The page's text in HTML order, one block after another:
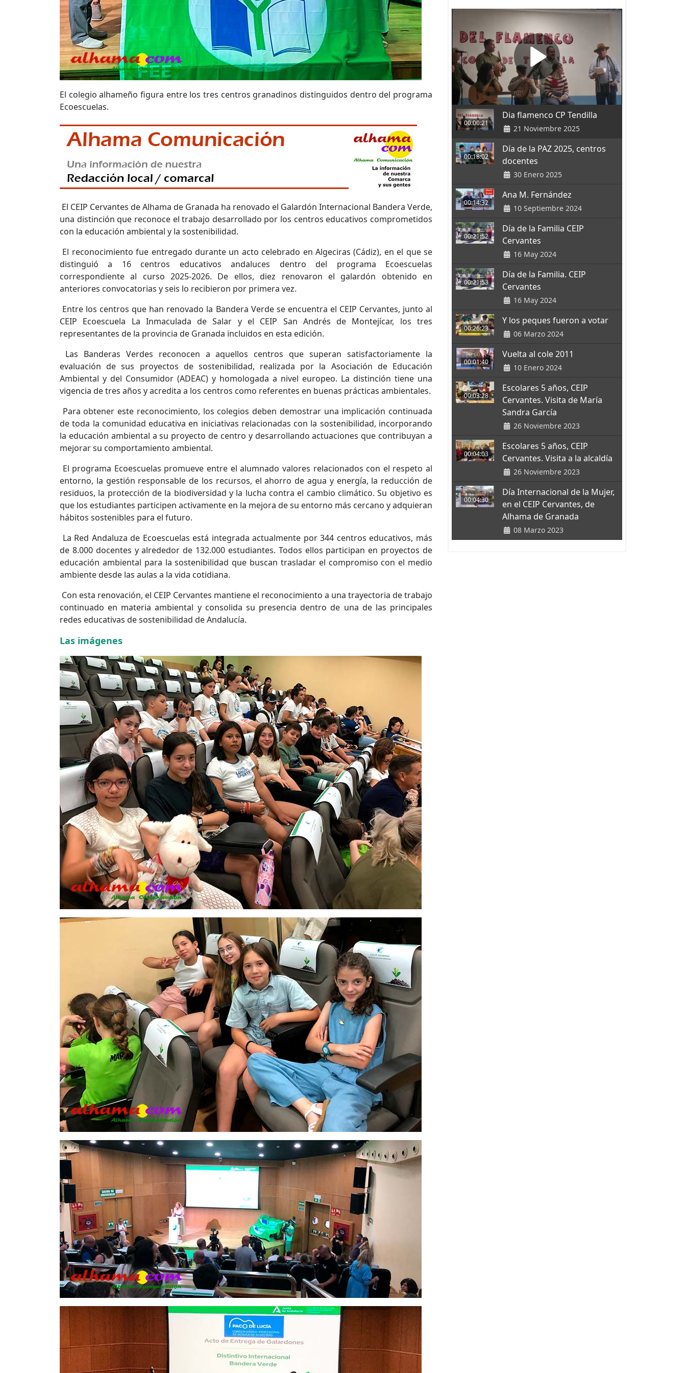
El colegio alhameño figura entre los tres centros granadinos distinguidos dentro del programa
Ecoescuelas.
El CEIP Cervantes de Alhama de Granada ha renovado el Galardón Internacional Bandera Verde,
una distinción que reconoce el trabajo desarrollado por los centros educativos comprometidos
con la educación ambiental y la sostenibilidad.
El reconocimiento fue entregado durante un acto celebrado en Algeciras (Cádiz), en el que se
distinguió a 16 centros educativos andaluces dentro del programa Ecoescuelas
correspondiente al curso 2025-2026. De ellos, diez renovaron el galardón obtenido en
anteriores convocatorias y seis lo recibieron por primera vez.
Entre los centros que han renovado la Bandera Verde se encuentra el CEIP Cervantes, junto al
CEIP Ecoescuela La Inmaculada de Salar y el CEIP San Andrés de Montejícar, los tres
representantes de la provincia de Granada incluidos en esta edición.
Las Banderas Verdes reconocen a aquellos centros que superan satisfactoriamente la
evaluación de sus proyectos de sostenibilidad, realizada por la Asociación de Educación
Ambiental y del Consumidor (ADEAC) y homologada a nivel europeo. La distinción tiene una
vigencia de tres años y acredita a los centros como referentes en buenas prácticas ambientales.
Para obtener este reconocimiento, los colegios deben demostrar una implicación continuada
de toda la comunidad educativa en iniciativas relacionadas con la sostenibilidad, incorporando
la educación ambiental a su proyecto de centro y desarrollando actuaciones que contribuyan a
mejorar su comportamiento ambiental.
El programa Ecoescuelas promueve entre el alumnado valores relacionados con el respeto al
entorno, la gestión responsable de los recursos, el ahorro de agua y energía, la reducción de
residuos, la protección de la biodiversidad y la lucha contra el cambio climático. Su objetivo es
que los estudiantes participen activamente en la mejora de su entorno más cercano y adquieran
hábitos sostenibles para el futuro.
La Red Andaluza de Ecoescuelas está integrada actualmente por 344 centros educativos, más
de 8.000 docentes y alrededor de 132.000 estudiantes. Todos ellos participan en proyectos de
educación ambiental para la sostenibilidad que buscan trasladar el compromiso con el medio
ambiente desde las aulas a la vida cotidiana.
Con esta renovación, el CEIP Cervantes mantiene el reconocimiento a una trayectoria de trabajo
continuado en materia ambiental y consolida su presencia dentro de una de las principales
redes educativas de sostenibilidad de Andalucía.
Las imágenes
00:00:21
Dia flamenco CP Tendilla
21 Noviembre 2025
00:18:02
Día de la PAZ 2025, centros
docentes
30 Enero 2025
00:14:32
Ana M. Fernández
10 Septiembre 2024
00:21:52
Día de la Familia CEIP
Cervantes
16 May 2024
00:21:53
Día de la Familia. CEIP
Cervantes
16 May 2024
00:26:23
Y los peques fueron a votar
06 Marzo 2024
00:01:40
Vuelta al cole 2011
10 Enero 2024
00:03:28
Escolares 5 años, CEIP
Cervantes. Visita de María
Sandra García
26 Noviembre 2023
00:04:03
Escolares 5 años, CEIP
Cervantes. Visita a la alcaldía
26 Noviembre 2023
00:04:30
Día Internacional de la Mujer,
en el CEIP Cervantes, de
Alhama de Granada
08 Marzo 2023